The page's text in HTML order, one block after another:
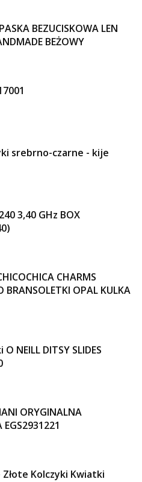
BEZUCISKOWA LEN
BEŻOWY
srebrno-czarne - kije
3,40 GHz BOX
CHARMS
BRANSOLETKI OPAL KULKA
NEILL DITSY SLIDES
ORYGINALNA
EGS2931221
Kolczyki Kwiatki